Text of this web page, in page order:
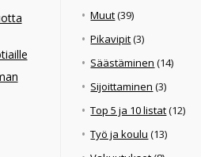
Muut(39)
Pikavipit(3)
Säästäminen (14)
Sijoittaminen (3)
Top 5 ja 10 listat(12)
Työ ja koulu (13)